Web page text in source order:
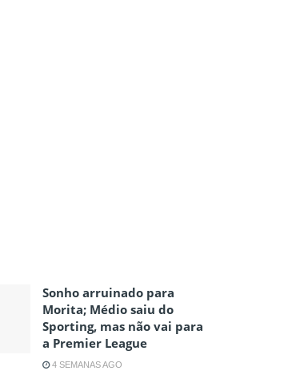
Sonho arruinado para
Morita; Médio saiu do
Sporting, mas não vai para
a Premier League
4 SEMANAS AGO